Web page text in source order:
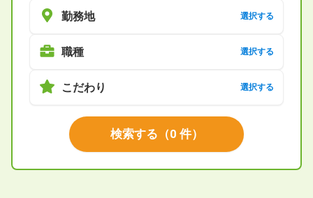
勤務地 選択する
職種 選択する
こだわり 選択する
検索する （0 件）